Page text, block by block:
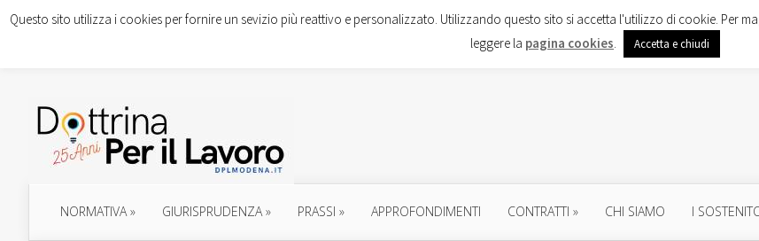
NORMATIVA» GIURISPRUDENZA» PRASSI » APPROFONDIMENTI CONTRATTI » CHI SIAMO I
Questo sito utilizza i cookies per fornire un sevizio più reattivo e personalizzato. Utilizzando questo sito si accetta l'utilizzo di cookie. Per
leggere la pagina cookies. Accetta e chiudi